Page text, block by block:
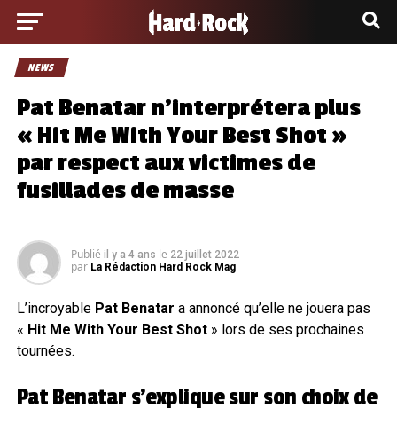
NEWS
Pat Benatar n’interprétera plus
« Hit Me With Your Best Shot »
par respect aux victimes de
fusillades de masse
Publié il y a 4 ans le 22 juillet 2022
par La Rédaction Hard Rock Mag
L’incroyable Pat Benatar a annoncé qu’elle ne jouera pas
« Hit Me With Your Best Shot» lors de ses prochaines
tournées.
Pat Benatar s’explique sur son choix de